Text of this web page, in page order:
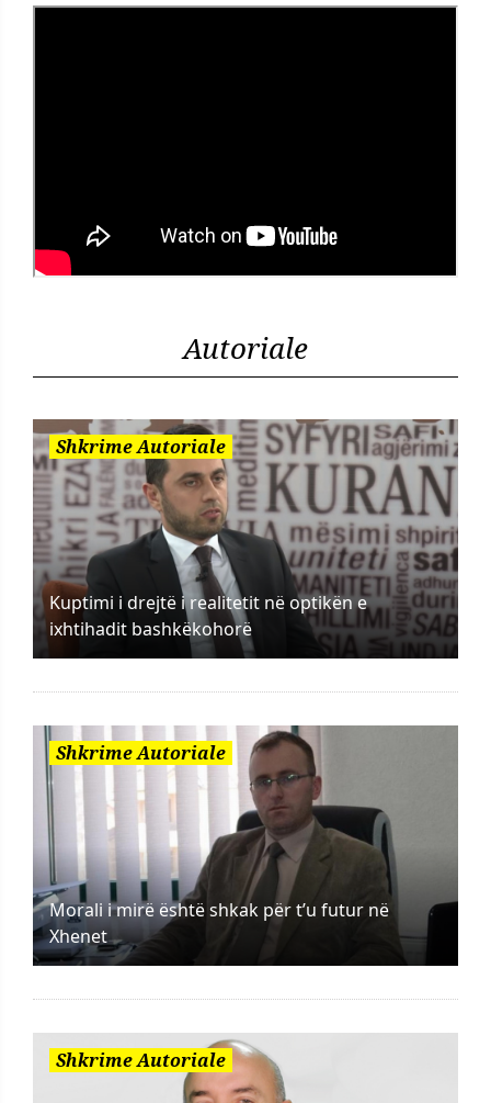
Autoriale
Shkrime Autoriale
Kuptimi i drejtë i realitetit në optikën e
ixhtihadit bashkëkohorë
Shkrime Autoriale
Morali i mirë është shkak për t’u futur në
Xhenet
Shkrime Autoriale